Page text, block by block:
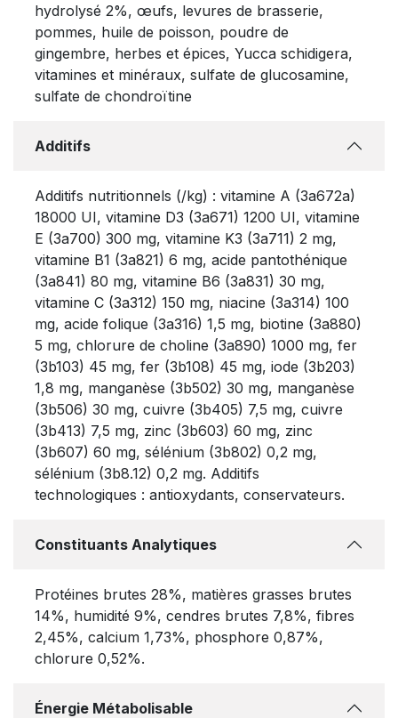
hydrolysé 2%, œufs, levures de brasserie,
pommes, huile de poisson, poudre de
gingembre, herbes et épices, Yucca schidigera,
vitamines et minéraux, sulfate de glucosamine,
sulfate de chondroïtine
Additifs
Additifs nutritionnels (/kg) : vitamine A (3a672a)
18000 UI, vitamine D3 (3a671) 1200 UI, vitamine
E (3a700) 300 mg, vitamine K3 (3a711) 2 mg,
vitamine B1 (3a821) 6 mg, acide pantothénique
(3a841) 80 mg, vitamine B6 (3a831) 30 mg,
vitamine C (3a312) 150 mg, niacine (3a314) 100
mg, acide folique (3a316) 1,5 mg, biotine (3a880)
5 mg, chlorure de choline (3a890) 1000 mg, fer
(3b103) 45 mg, fer (3b108) 45 mg, iode (3b203)
1,8 mg, manganèse (3b502) 30 mg, manganèse
(3b506) 30 mg, cuivre (3b405) 7,5 mg, cuivre
(3b413) 7,5 mg, zinc (3b603) 60 mg, zinc
(3b607) 60 mg, sélénium (3b802) 0,2 mg,
sélénium (3b8.12) 0,2 mg. Additifs
technologiques : antioxydants, conservateurs.
Constituants Analytiques
Protéines brutes 28%, matières grasses brutes
14%, humidité 9%, cendres brutes 7,8%, fibres
2,45%, calcium 1,73%, phosphore 0,87%,
chlorure 0,52%.
Énergie Métabolisable